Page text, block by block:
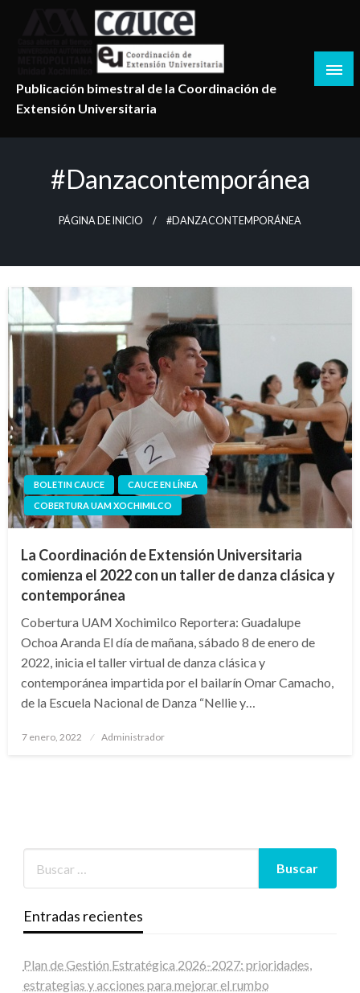
Publicación bimestral de la Coordinación de
Extensión Universitaria
#danzacontemporánea
PÁGINA DE INICIO #DANZACONTEMPORÁNEA
BOLETIN CAUCE
CAUCE EN LÍNEA
COBERTURA UAM XOCHIMILCO
La Coordinación de Extensión Universitaria
comienza el 2022 con un taller de danza clásica y
contemporánea
Cobertura UAM Xochimilco Reportera: Guadalupe
Ochoa Aranda El día de mañana, sábado 8 de enero de
2022, inicia el taller virtual de danza clásica y
contemporánea impartida por el bailarín Omar Camacho,
de la Escuela Nacional de Danza “Nellie y…
Publicado
7 enero, 2022 Administrador
Entradas recientes
Plan de Gestión Estratégica 2026-2027: prioridades,
estrategias y acciones para mejorar el rumbo